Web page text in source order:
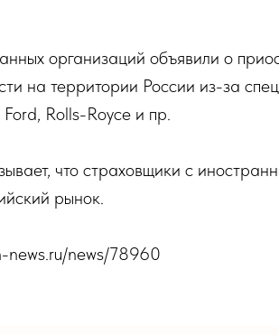
организаций объявили о
на территории России из-за
Rolls-Royce и пр.
что страховщики с
рынок.
news.ru/news/78960